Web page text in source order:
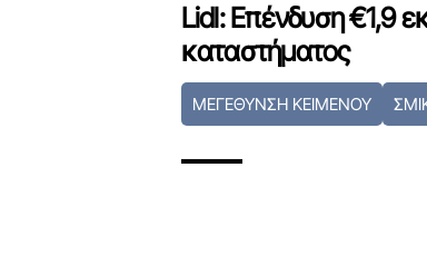
Lidl: Επένδυση €1,9
καταστήματος
ΜΕΓΕΘΥΝΣΗ ΚΕΙΜΕΝΟΥ